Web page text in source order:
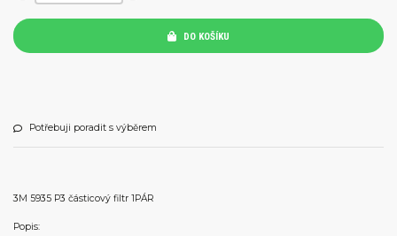
DO KOŠÍKU
Potřebuji poradit s výběrem
3M 5935 P3 částicový filtr 1PÁR
Popis: